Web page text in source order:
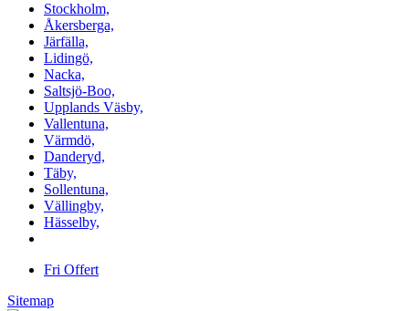
Stockholm,
Åkersberga,
Järfälla,
Lidingö,
Nacka,
Saltsjö-Boo,
Upplands Väsby,
Vallentuna,
Värmdö,
Danderyd,
Täby,
Sollentuna,
Vällingby,
Hässelby,
Fri Offert
Sitemap